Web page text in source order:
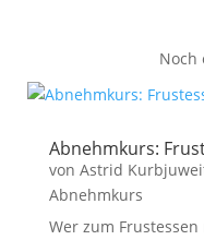
Noch
Abnehmkurs:
von Astrid
Abnehmkurs
Wer zum